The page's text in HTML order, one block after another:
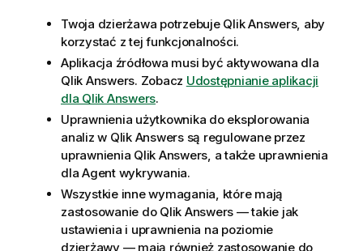
Twoja dzierżawa potrzebuje Qlik Answers, aby
korzystać z tej funkcjonalności.
Aplikacja źródłowa musi być aktywowana dla
Qlik Answers. Zobacz Udostępnianie aplikacji
dla Qlik Answers.
Uprawnienia użytkownika do eksplorowania
analiz w Qlik Answerssą regulowane przez
uprawnienia Qlik Answers, a także uprawnienia
dla Agent wykrywania.
Wszystkie inne wymagania, które mają
zastosowanie do Qlik Answers — takie jak
ustawienia i uprawnienia na poziomie
dzierżawy — mają również zastosowanie do